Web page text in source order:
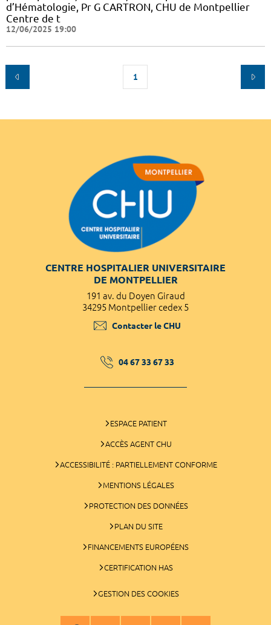
d’Hématologie, Pr G CARTRON, CHU de Montpellier
Centre de t
12/06/2025 19:00
1
CENTRE HOSPITALIER UNIVERSITAIRE
DE MONTPELLIER
191 av. du Doyen Giraud
34295 Montpellier cedex 5
Contacter le CHU
04 67 33 67 33
ESPACE PATIENT
ACCÈS AGENT CHU
ACCESSIBILITÉ : PARTIELLEMENT CONFORME
MENTIONS LÉGALES
PROTECTION DES DONNÉES
PLAN DU SITE
FINANCEMENTS EUROPÉENS
CERTIFICATION HAS
GESTION DES COOKIES